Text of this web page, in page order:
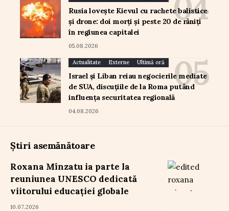
Rusia lovește Kievul cu rachete balistice
și drone: doi morți și peste 20 de răniți
în regiunea capitalei
05.08.2026
Actualitate Externe Ultimă oră
Israel și Liban reiau negocierile mediate
de SUA, discuțiile de la Roma putând
influența securitatea regională
04.08.2026
Știri asemănătoare
Roxana Mînzatu ia parte la
reuniunea UNESCO dedicată
viitorului educației globale
10.07.2026